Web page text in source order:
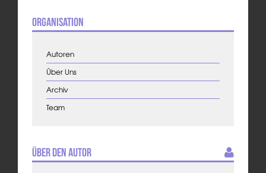
Organisation
Autoren
Über Uns
Archiv
Team
Über den Autor